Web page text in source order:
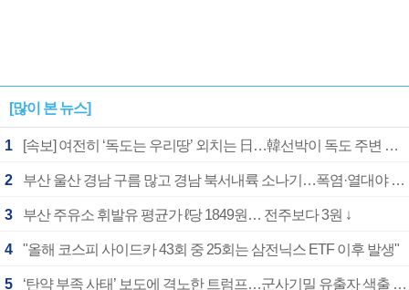
[많이 본 뉴스]
1 [속보] 여전히 ‘독도는 우리땅’ 외치는 日…韓선박이 독도 주변 해양조사 활동하자 반발
2 부산 울산 경남 구름 많고 경남 북서내륙 소나기…폭염·열대야 계속
3 부산 주유소 휘발유 평균가 ℓ당 1849원… 전주보다 3원 ↓
4 "올해 코스피 사이드카 43회 중 25회는 삼전닉스 ETF 이후 발생"
5 ‘탄약 부족 사태’ 보도에 격노한 트럼프…군사기밀 유출자 색출 지시